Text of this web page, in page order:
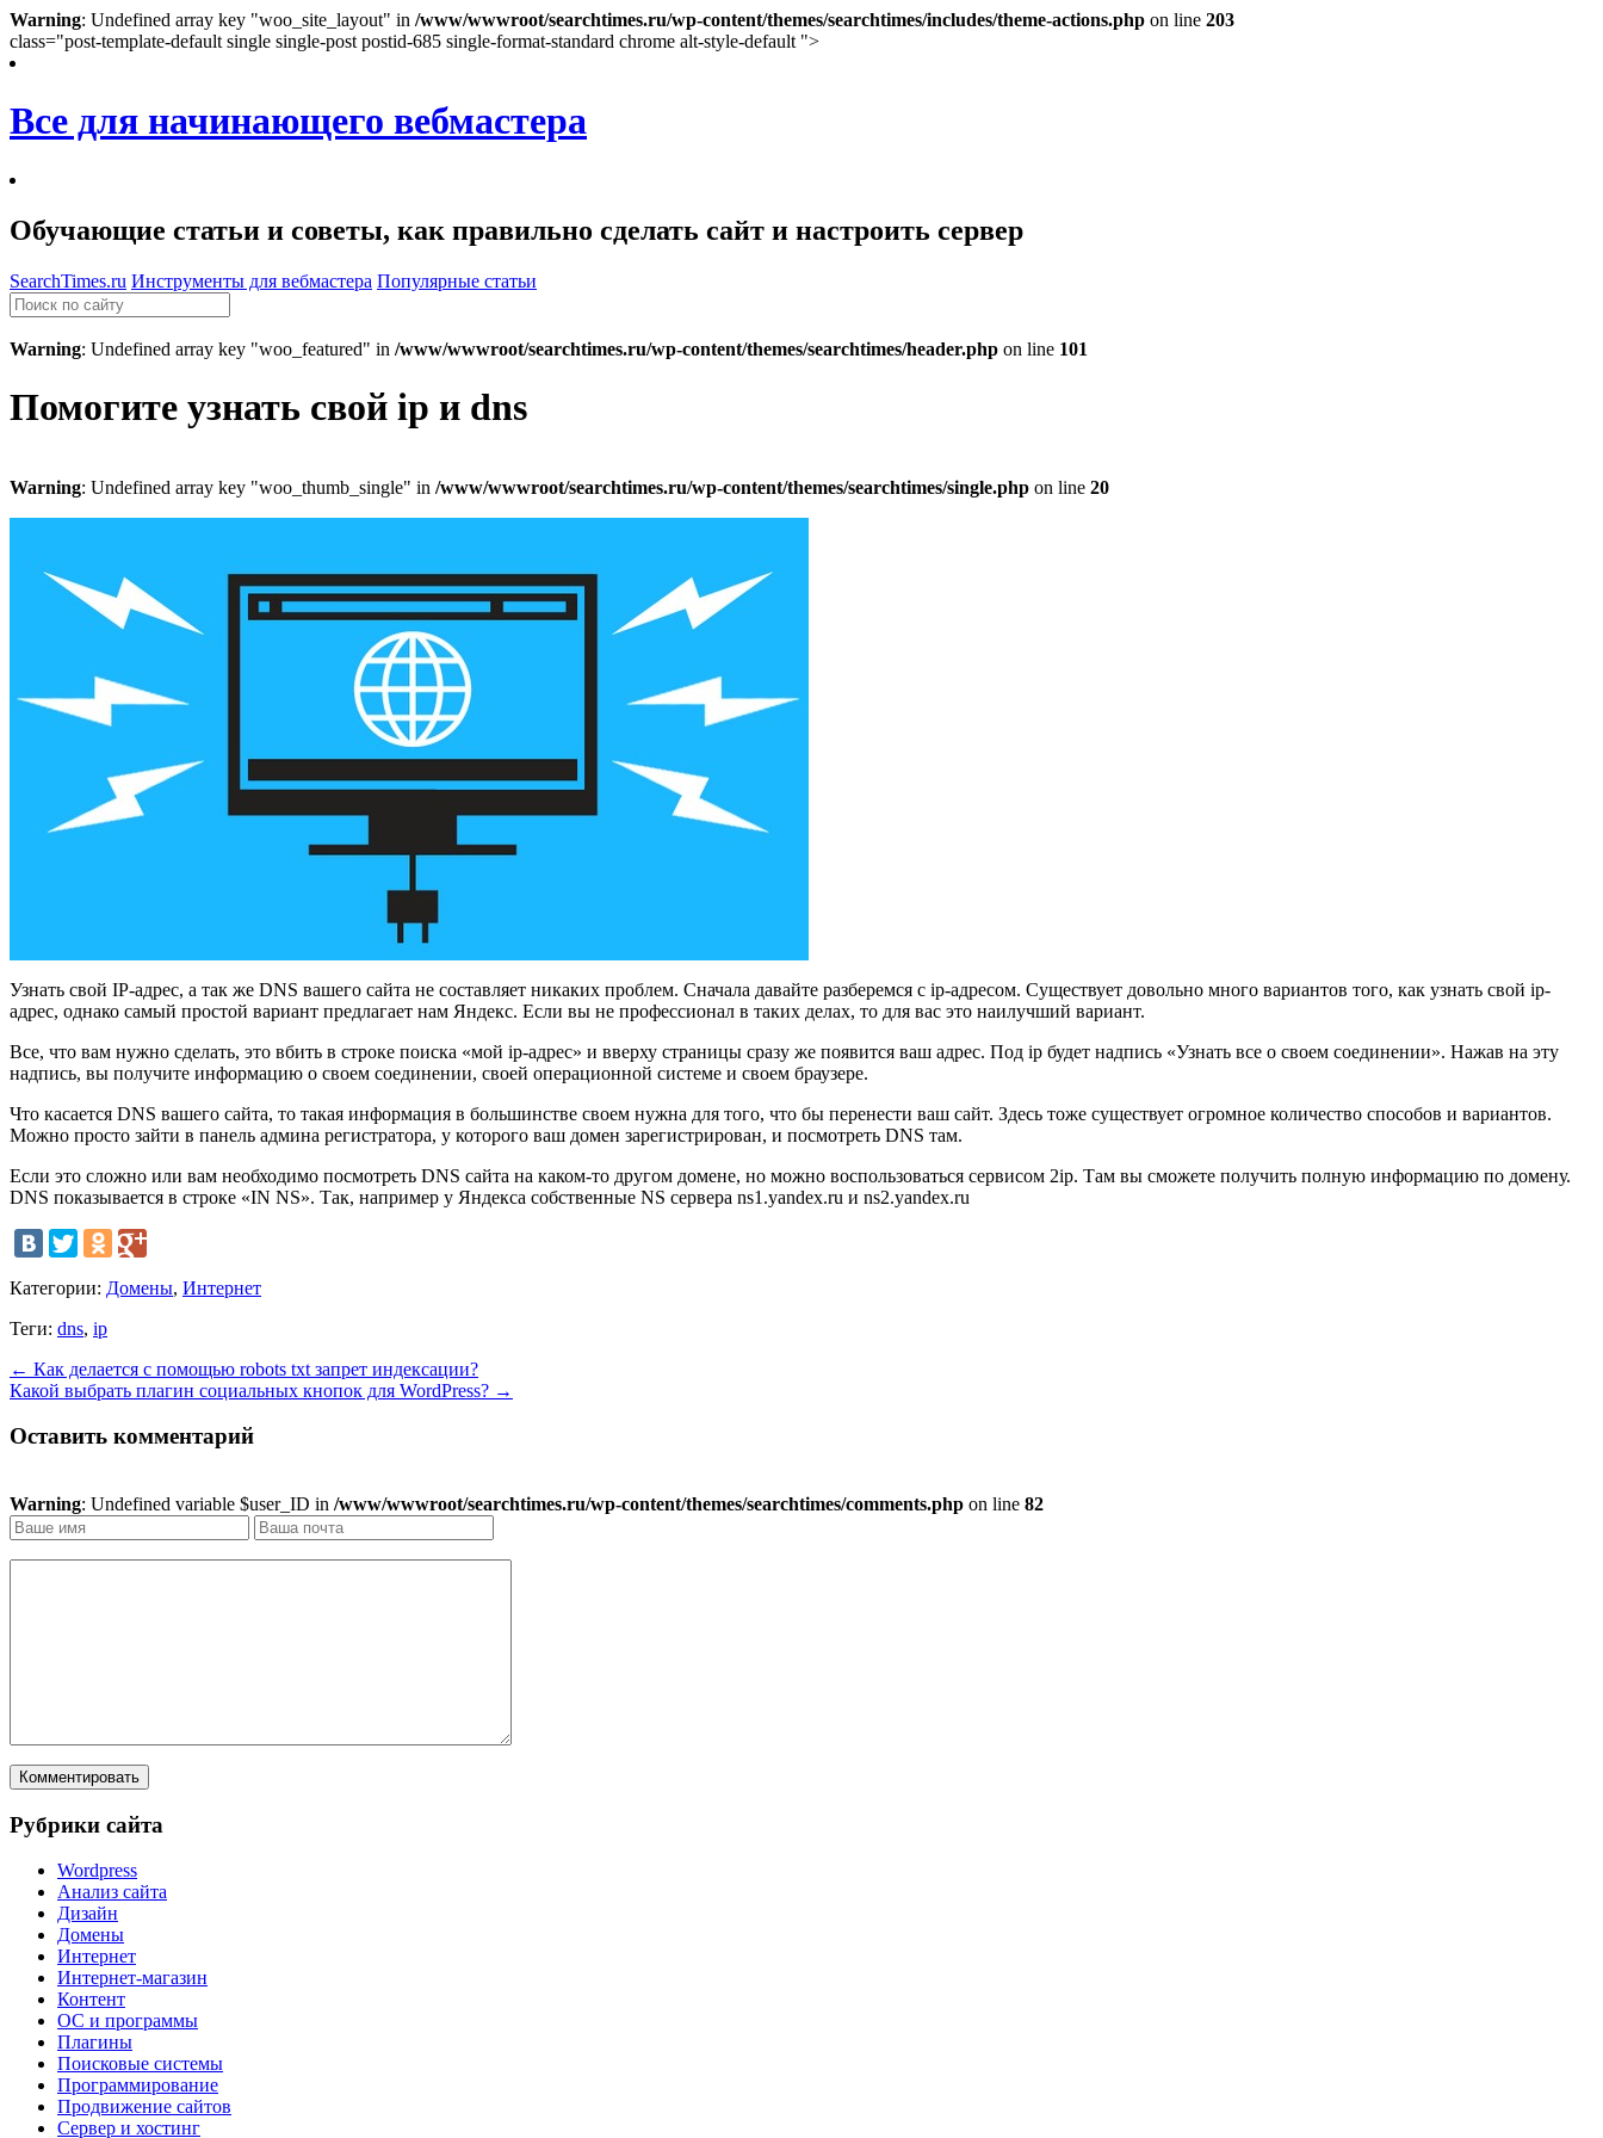
Warning: Undefined array key "woo_site_layout" in /www/wwwroot/searchtimes.ru/wp-content/themes/searchtimes/includes/theme-actions.php on line 203
class="post-template-default single single-post postid-685 single-format-standard chrome alt-style-default ">
Все для начинающего вебмастера
Обучающие статьи и советы, как правильно сделать сайт и настроить сервер
SearchTimes.ru Инструменты для вебмастера Популярные статьи
Warning: Undefined array key "woo_featured" in /www/wwwroot/searchtimes.ru/wp-content/themes/searchtimes/header.php on line 101
Помогите узнать свой ip и dns
Warning: Undefined array key "woo_thumb_single" in /www/wwwroot/searchtimes.ru/wp-content/themes/searchtimes/single.php on line 20
Узнать свой IP-адрес, а так же DNS вашего сайта не составляет никаких проблем. Сначала давайте разберемся с ip-адресом. Существует довольно много вариантов того, как узнать свой ip-
адрес, однако самый простой вариант предлагает нам Яндекс. Если вы не профессионал в таких делах, то для вас это наилучший вариант.
Все, что вам нужно сделать, это вбить в строке поиска «мой ip-адрес» и вверху страницы сразу же появится ваш адрес. Под ip будет надпись «Узнать все о своем соединении». Нажав на эту
надпись, вы получите информацию о своем соединении, своей операционной системе и своем браузере.
Что касается DNS вашего сайта, то такая информация в большинстве своем нужна для того, что бы перенести ваш сайт. Здесь тоже существует огромное количество способов и вариантов.
Можно просто зайти в панель админа регистратора, у которого ваш домен зарегистрирован, и посмотреть DNS там.
Если это сложно или вам необходимо посмотреть DNS сайта на каком-то другом домене, но можно воспользоваться сервисом 2ip. Там вы сможете получить полную информацию по домену.
DNS показывается в строке «IN NS». Так, например у Яндекса собственные NS сервера ns1.yandex.ru и ns2.yandex.ru
Категории: Домены, Интернет
Теги: dns, ip
← Как делается с помощью robots txt запрет индексации?
Какой выбрать плагин социальных кнопок для WordPress? →
Оставить комментарий
Warning: Undefined variable $user_ID in /www/wwwroot/searchtimes.ru/wp-content/themes/searchtimes/comments.php on line 82
Рубрики сайта
Wordpress
Анализ сайта
Дизайн
Домены
Интернет
Интернет-магазин
Контент
ОС и программы
Плагины
Поисковые системы
Программирование
Продвижение сайтов
Сервер и хостинг